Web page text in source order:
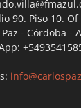
90. Piso 10. Of
- Córdoba -